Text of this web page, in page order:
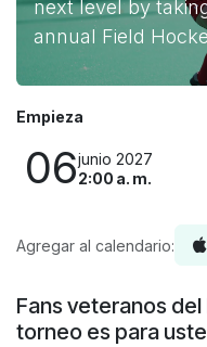
next level by
annual Field
Empieza
06junio 2027
2:00 a. m.
Agregar al calendario:
Fans veteranos
torneo es para